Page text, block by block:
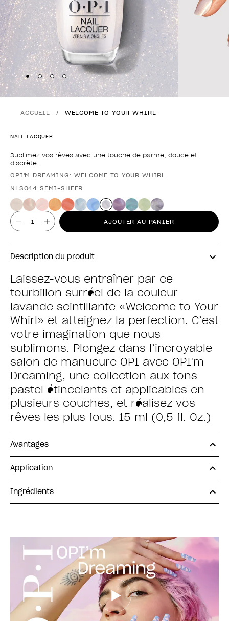
Skip to slide1
Skip to slide2
Skip to slide3
Skip to slide4
ACCUEIL WELCOME TO YOUR WHIRL
NAIL LACQUER
Sublimez vos rêves avec une touche de parme, douce et
discrète.
Forme du produit
OPI'M DREAMING: WELCOME TO YOUR WHIRL
NLS044 SEMI-SHEER
Valeur AJOUTER AU PANIER
Description du produit
Laissez-vous entraîner par ce
tourbillon surréel de la couleur
lavande scintillante «Welcome to Your
Whirl» et atteignez la perfection. C’est
votre imagination que nous
sublimons. Plongez dans l’incroyable
salon de manucure OPI avec OPI'm
Dreaming, une collection aux tons
pastel étincelants et applicables en
plusieurs couches, et réalisez vos
rêves les plus fous. 15 ml (0,5 fl. Oz.)
Avantages
Application
Ingrédients